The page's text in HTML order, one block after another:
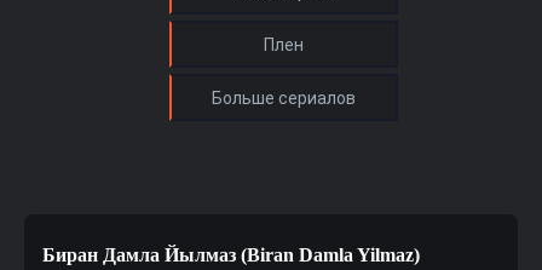
Биран Дамла Йылмаз (Biran Damla Yilmaz)